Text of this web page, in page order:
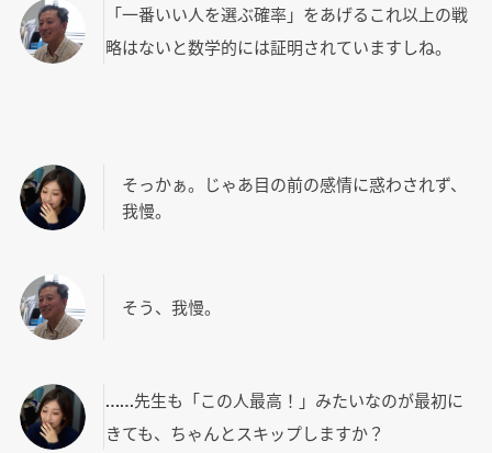
「一番いい人を選ぶ確率」をあげるこれ以上の戦
略はないと数学的には証明されていますしね。
そっかぁ。じゃあ目の前の感情に惑わされず、
我慢。
そう、我慢。
……先生も「この人最高！」みたいなのが最初に
きても、ちゃんとスキップしますか？